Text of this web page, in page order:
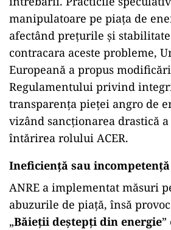
manipulatoare pe piața de
afectând prețurile și
contracara aceste probleme,
Europeană a propus
Regulamentului privind
transparența pieței angro de
vizând sancționarea drastică
întărirea rolului ACER.
Ineficiență sau
ANRE a implementat măsuri
abuzurile de piață, însă
„Băieții deștepți din energie”